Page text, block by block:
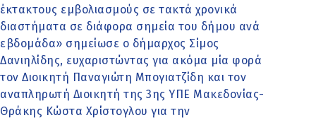
έκτακτους εμβολιασμούς σε τακτά χρονικά
διαστήματα σε διάφορα σημεία του δήμου ανά
εβδομάδα» σημείωσε ο δήμαρχος Σίμος
Δανιηλίδης, ευχαριστώντας για ακόμα μία φορά
τον Διοικητή Παναγιώτη Μπογιατζίδη και τον
αναπληρωτή Διοικητή της 3ης ΥΠΕ Μακεδονίας-
Θράκης Κώστα Χρίστογλου για την